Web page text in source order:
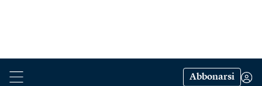
Abbonarsi